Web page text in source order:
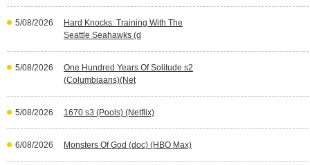
5/08/2026
Hard Knocks: Training With The
Seattle Seahawks (d
5/08/2026
One Hundred Years Of Solitude s2
(Columbiaans)(Net
5/08/2026 1670 s3 (Pools) (Netflix)
6/08/2026 Monsters Of God (doc) (HBO Max)